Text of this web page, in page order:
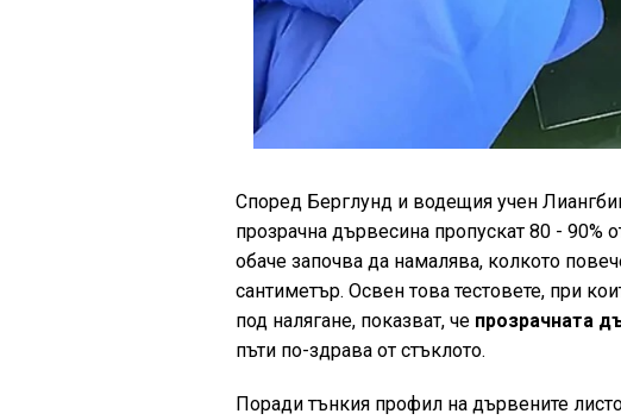
Според Берглунд и водещия учен
прозрачна дървесина пропускат 80 - 90%
обаче започва да намалява, колкото
сантиметър. Освен това тестовете, при
под налягане, показват, че прозрачната
пъти по-здрава от стъклото.
Поради тънкия профил на дървените